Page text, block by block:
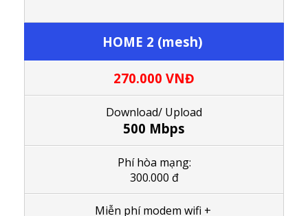
HOME 2 (mesh)
270.000 VNĐ
Download/ Upload
500 Mbps
Phí hòa mạng:
300.000 đ
Miễn phí modem wifi +